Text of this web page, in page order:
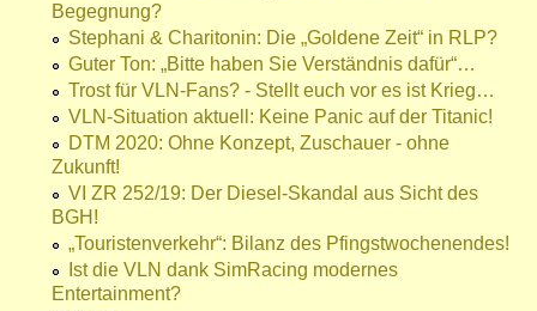
Begegnung?
Stephani & Charitonin: Die „Goldene Zeit“ in RLP?
Guter Ton: „Bitte haben Sie Verständnis dafür“…
Trost für VLN-Fans? - Stellt euch vor es ist Krieg…
VLN-Situation aktuell: Keine Panic auf der Titanic!
DTM 2020: Ohne Konzept, Zuschauer - ohne
Zukunft!
VI ZR 252/19: Der Diesel-Skandal aus Sicht des
BGH!
„Touristenverkehr“: Bilanz des Pfingstwochenendes!
Ist die VLN dank SimRacing modernes
Entertainment?